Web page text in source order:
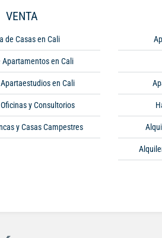
VENTA
de Casas en Cali
Apartamentos en Cali
en Cali
y Consultorios
y Casas Campestres